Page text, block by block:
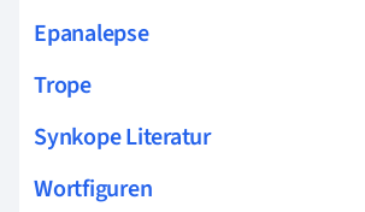
Epanalepse
Trope
Synkope Literatur
Wortfiguren